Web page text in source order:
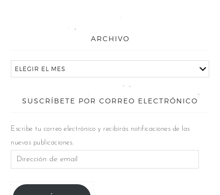
ARCHIVO
SUSCRÍBETE POR CORREO ELECTRÓNICO
Escribe tu correo electrónico y recibirás notificaciones de las
nuevas publicaciones.